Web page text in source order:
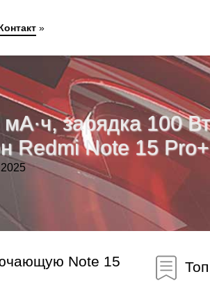
зарядка 100
Redmi Note 15
Note 15
»